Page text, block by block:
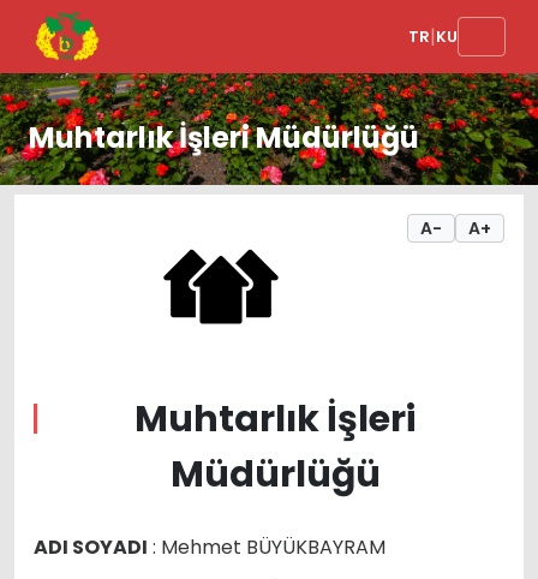
TR|KU
Muhtarlık İşleri Müdürlüğü
A- A+
Muhtarlık İşleri
Müdürlüğü
ADI SOYADI : Mehmet BÜYÜKBAYRAM